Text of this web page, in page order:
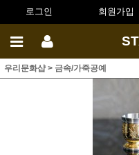
로그인 회원가입
우리문화샵> 금속/가죽공예